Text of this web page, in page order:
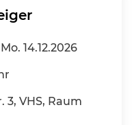
Mo. 14.12.2026
3, VHS, Raum